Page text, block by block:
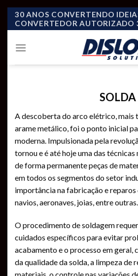
Skip
30 ANOS CONVERTENDO
CONVERTEDOR AUTORIZADO
SOLDA
A descoberta do arco elétrico,
arame metálico, foi o ponto inicial
moderna. Impulsionada pela
tornou e é até hoje uma das
de forma permanente peças de
em todos os segmentos do setor
importância na fabricação e
navios, aeronaves, joias, entre outras.
O procedimento de soldagem
cuidados específicos para evitar
acabamento e o processo em
da qualidade da solda, a limpeza de